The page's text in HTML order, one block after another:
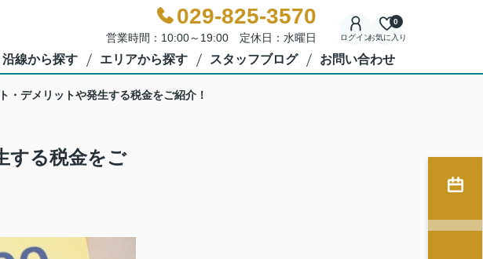
029-825-3570
営業時間：10:00～19:00 定休日：水曜日 ログインお気に入り
0
沿線から探す エリアから探す スタッフブログ お問い合わせ
・デメリットや発生する税金をご紹介！
する税金をご